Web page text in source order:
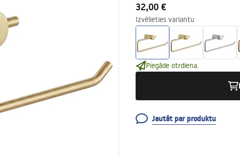
32,00 €
Izvēlieties variantu
Piegāde otrdiena.
Jautāt par produktu